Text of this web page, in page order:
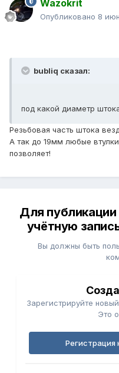
Wazokrit
Опубликовано 8
bubliq сказал:
под какой диаметр
Резьбовая часть штока
А так до 19мм любые
позволяет!
Для
учётную
Вы должны быть
Зарегистрируйте
Это
Регистрация